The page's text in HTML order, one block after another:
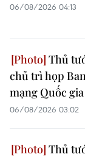
06/08/2026 04:13
Thủ
chủ trì họp
mạng Quốc gia
06/08/2026 03:02
Thủ